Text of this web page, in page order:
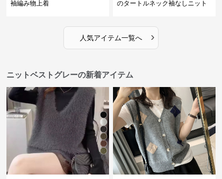
袖編み物上着 のタートルネック袖なしニット
人気アイテム一覧へ ›
ニットベストグレーの新着アイテム